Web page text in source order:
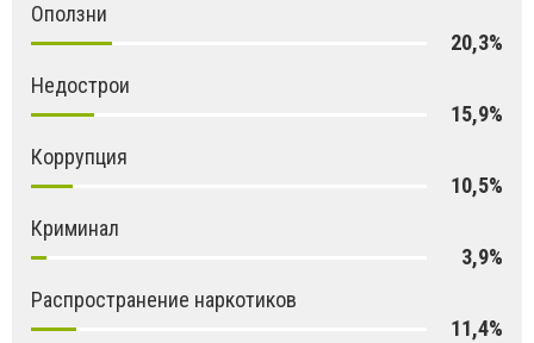
Оползни
20,3%
Недострои
15,9%
Коррупция
10,5%
Криминал
3,9%
Распространение наркотиков
11,4%